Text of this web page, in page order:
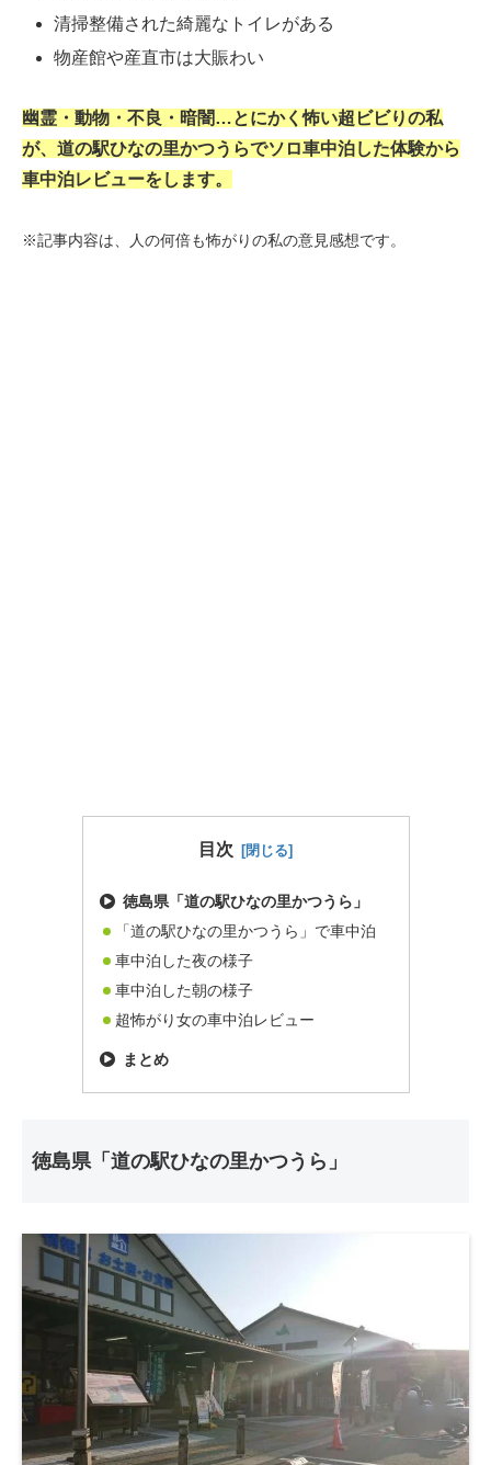
清掃整備された綺麗なトイレがある
物産館や産直市は大賑わい
幽霊・動物・不良・暗闇…とにかく怖い超ビビりの私
が、道の駅ひなの里かつうらでソロ車中泊した体験から
車中泊レビューをします。
※記事内容は、人の何倍も怖がりの私の意見感想です。
目次
徳島県「道の駅ひなの里かつうら」
「道の駅ひなの里かつうら」で車中泊
車中泊した夜の様子
車中泊した朝の様子
超怖がり女の車中泊レビュー
まとめ
徳島県「道の駅ひなの里かつうら」